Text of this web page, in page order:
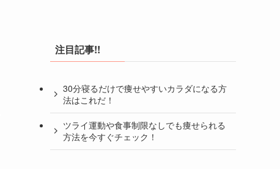
注目記事!!
30分寝るだけで痩せやすいカラダになる方
法はこれだ！
ツライ運動や食事制限なしでも痩せられる
方法を今すぐチェック！